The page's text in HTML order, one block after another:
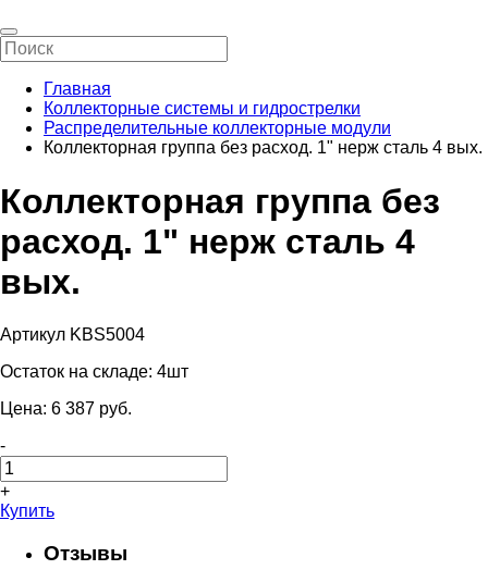
Главная
Коллекторные системы и гидрострелки
Распределительные коллекторные модули
Коллекторная группа без расход. 1" нерж сталь 4 вых.
Коллекторная группа без
расход. 1" нерж сталь 4
вых.
Артикул KBS5004
Остаток на складе: 4шт
Цена: 6 387 pуб.
-
+
Купить
Отзывы